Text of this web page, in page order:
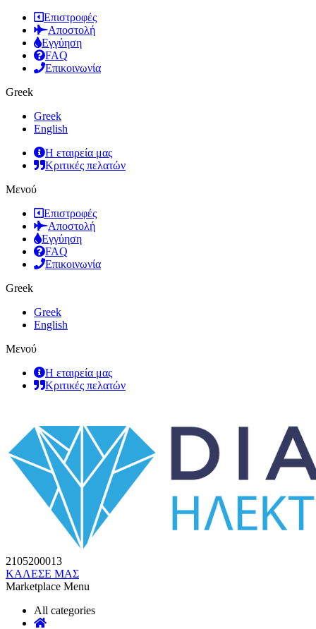
Επιστροφές
Αποστολή
Εγγύηση
FAQ
Επικοινωνία
Greek
Greek
English
Η εταιρεία μας
Κριτικές πελατών
Μενού
Επιστροφές
Αποστολή
Εγγύηση
FAQ
Επικοινωνία
Greek
Greek
English
Μενού
Η εταιρεία μας
Κριτικές πελατών
2105200013
ΚΑΛΕΣΕ ΜΑΣ
Marketplace Menu
All categories